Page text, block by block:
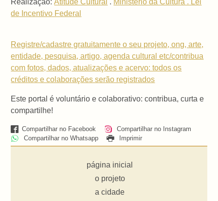
Realização:Atitude Cultural . Ministério da Cultura . Lei
de Incentivo Federal
Registre/cadastre gratuitamente o seu projeto, ong, arte,
entidade, pesquisa, artigo, agenda cultural etc/contribua
com fotos, dados, atualizações e acervo: todos os
créditos e colaborações serão registrados
Este portal é voluntário e colaborativo: contribua, curta e
compartilhe!
Compartilhar no Facebook
Compartilhar no Instagram
Compartilhar no Whatsapp
Imprimir
página inicial
o projeto
a cidade